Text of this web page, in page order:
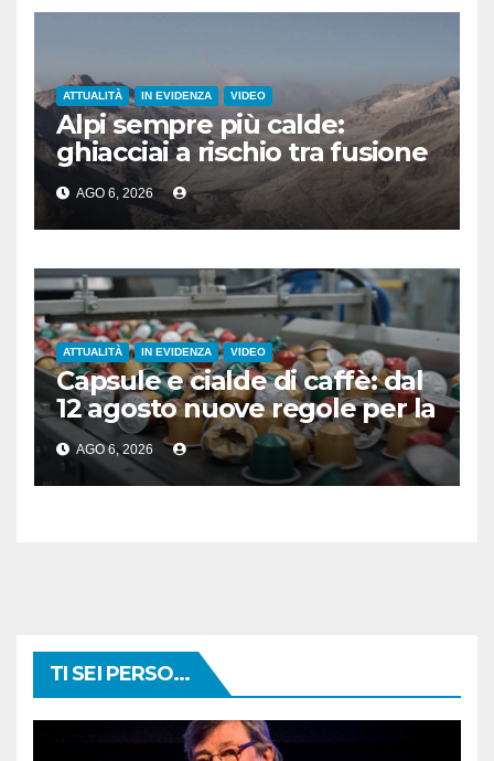
ATTUALITÀ IN EVIDENZA VIDEO
Alpi sempre più calde:
ghiacciai a rischio tra fusione
e siccità
AGO 6, 2026
ATTUALITÀ IN EVIDENZA VIDEO
Capsule e cialde di caffè: dal
12 agosto nuove regole per la
raccolta differenziata
AGO 6, 2026
TI SEI PERSO...